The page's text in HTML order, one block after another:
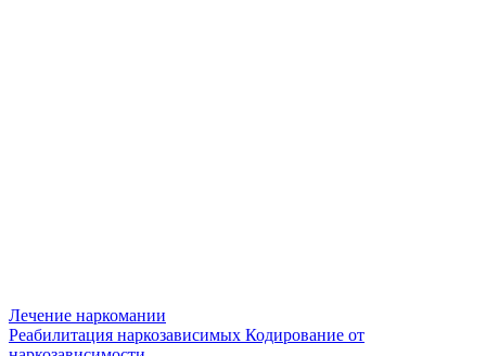
Лечение наркомании
Реабилитация наркозависимых Кодирование от